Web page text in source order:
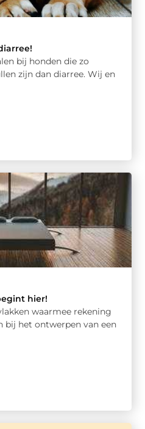
bij honden die zo
zijn dan diarree. Wij en
hier!
waarmee rekening
bij het ontwerpen van een